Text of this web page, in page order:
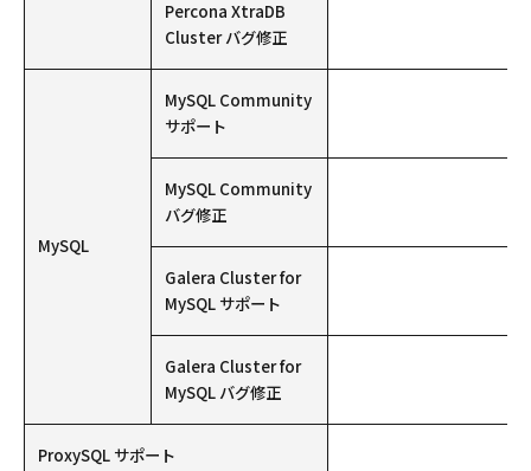
Percona XtraDB
Cluster バグ修正
MySQL
MySQL Community
サポート
MySQL Community
バグ修正
Galera Cluster for
MySQL サポート
Galera Cluster for
MySQL バグ修正
ProxySQL サポート